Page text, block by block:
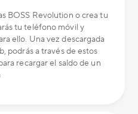
BOSS Revolution o crea tu
tu teléfono móvil y
ello. Una vez descargada
podrás a través de estos
recargar el saldo de un